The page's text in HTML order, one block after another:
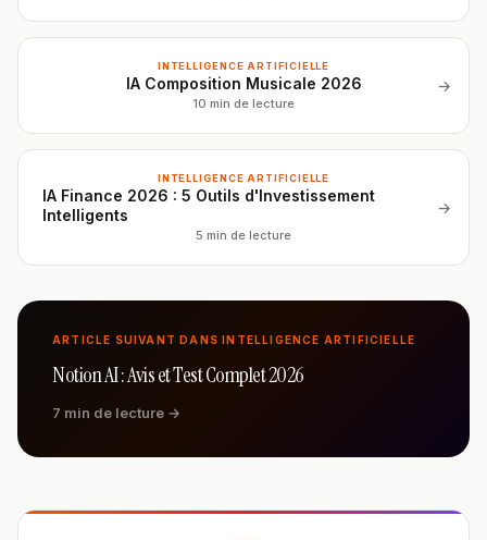
INTELLIGENCE ARTIFICIELLE
IA Composition Musicale 2026
10 min de lecture
→
INTELLIGENCE ARTIFICIELLE
IA Finance 2026 : 5 Outils d'Investissement
Intelligents
5 min de lecture
→
ARTICLE SUIVANT DANS INTELLIGENCE ARTIFICIELLE
Notion AI : Avis et Test Complet 2026
7 min de lecture →